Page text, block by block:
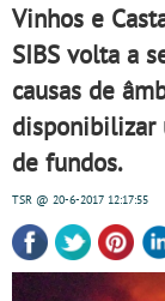
Vinhos e
SIBS volta a
causas de
disponibilizar
de fundos.
TSR @ 20-6-2017 12:17:55